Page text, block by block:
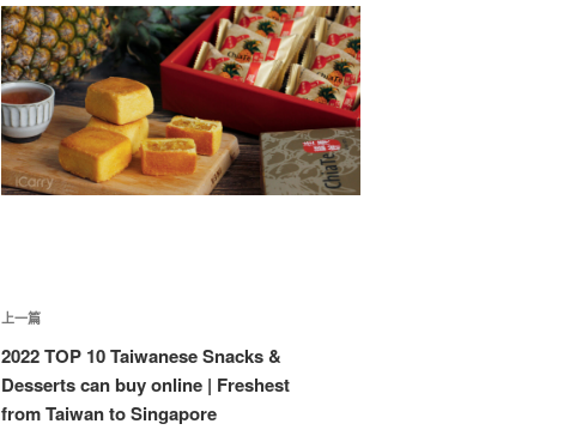
文
章
導
上
一
篇
文
上一篇
2022 TOP 10 Taiwanese Snacks &
Desserts can buy online | Freshest
from Taiwan to Singapore